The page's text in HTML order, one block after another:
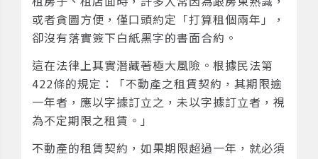
或者貪圖方便，僅口頭約定「打算租個兩年」，
卻沒有落實簽下白紙黑字的書面合約。
這在法律上其實潛藏著極大風險。根據民法第
422條的規定：「不動產之租賃契約，其期限逾
一年者，應以字據訂立之，未以字據訂立者，視
為不定期限之租賃。」
不動產的租賃契約，如果期限超過一年，就必須